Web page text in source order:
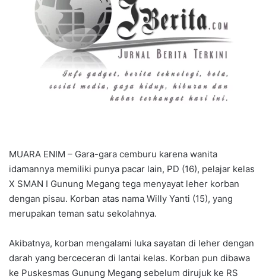
MUARA ENIM – Gara-gara cemburu karena wanita
idamannya memiliki punya pacar lain, PD (16), pelajar kelas
X SMAN I Gunung Megang tega menyayat leher korban
dengan pisau. Korban atas nama Willy Yanti (15), yang
merupakan teman satu sekolahnya.
Akibatnya, korban mengalami luka sayatan di leher dengan
darah yang berceceran di lantai kelas. Korban pun dibawa
ke Puskesmas Gunung Megang sebelum dirujuk ke RS